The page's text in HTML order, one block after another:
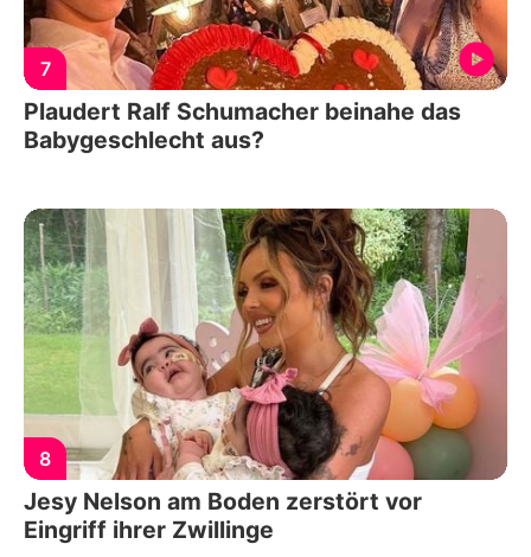
7
Plaudert Ralf Schumacher beinahe das
Babygeschlecht aus?
8
Jesy Nelson am Boden zerstört vor
Eingriff ihrer Zwillinge